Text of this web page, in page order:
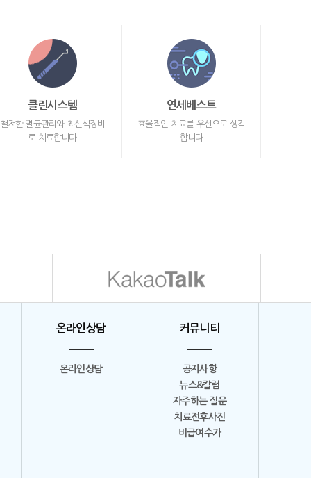
클린시스템
철저한 멸균관리와 최신식장비
로 치료합니다
연세베스트
효율적인 치료를 우선으로 생각
합니다
온라인상담
온라인상담
커뮤니티
공지사항
뉴스&칼럼
자주하는 질문
치료전후사진
비급여수가